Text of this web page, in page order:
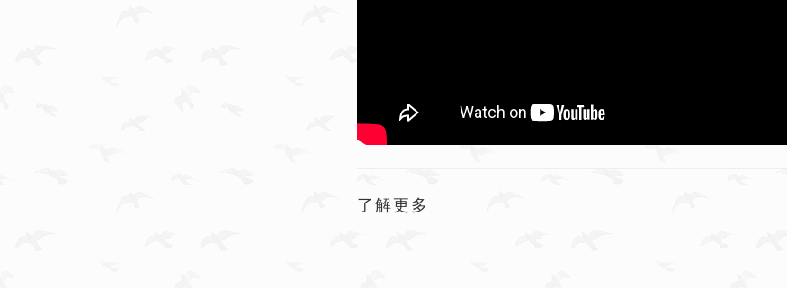
了解更多